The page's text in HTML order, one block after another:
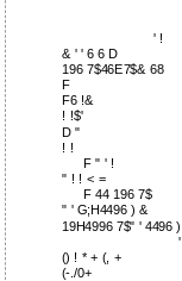
' !
& ' ' 6 6 D
196 7$46E7$& 68
F
F6 !&
! !$'
D "
! !
F " ' !
" ! ! < =
F 44 196 7$
" ' G;H4496 ) &
19H4996 7$" ' 4496 )
'
() ! * + (, +
(-./0+